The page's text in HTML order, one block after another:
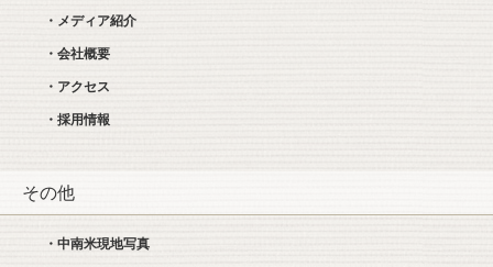
・メディア紹介
・会社概要
・アクセス
・採用情報
その他
・中南米現地写真